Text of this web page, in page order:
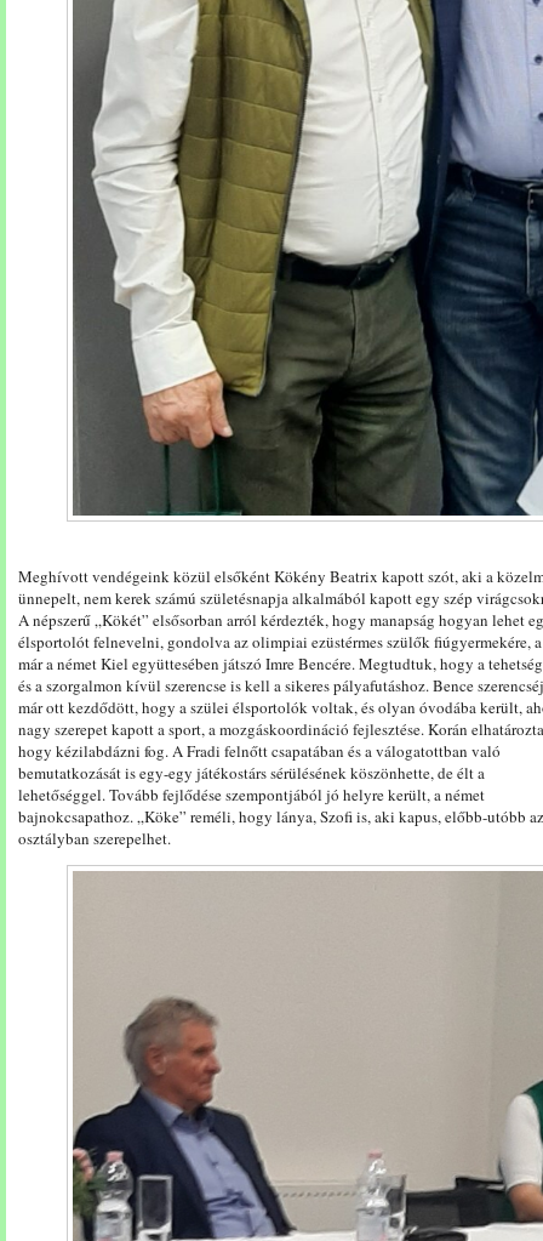
Meghívott vendégeink közül elsőként Kökény Beatrix kapott szót, aki a
ünnepelt, nem kerek számú születésnapja alkalmából kapott egy szép
A népszerű „Kökét” elsősorban arról kérdezték, hogy manapság hogyan lehet
élsportolót felnevelni, gondolva az olimpiai ezüstérmes szülők fiúgyermekére,
már a német Kiel együttesében játszó Imre Bencére. Megtudtuk, hogy a
és a szorgalmon kívül szerencse is kell a sikeres pályafutáshoz. Bence
már ott kezdődött, hogy a szülei élsportolók voltak, és olyan óvodába került,
nagy szerepet kapott a sport, a mozgáskoordináció fejlesztése. Korán
hogy kézilabdázni fog. A Fradi felnőtt csapatában és a válogatottban való
bemutatkozását is egy-egy játékostárs sérülésének köszönhette, de élt a
lehetőséggel. Tovább fejlődése szempontjából jó helyre került, a német
bajnokcsapathoz. „Köke” reméli, hogy lánya, Szofi is, aki kapus, előbb-utóbb
osztályban szerepelhet.